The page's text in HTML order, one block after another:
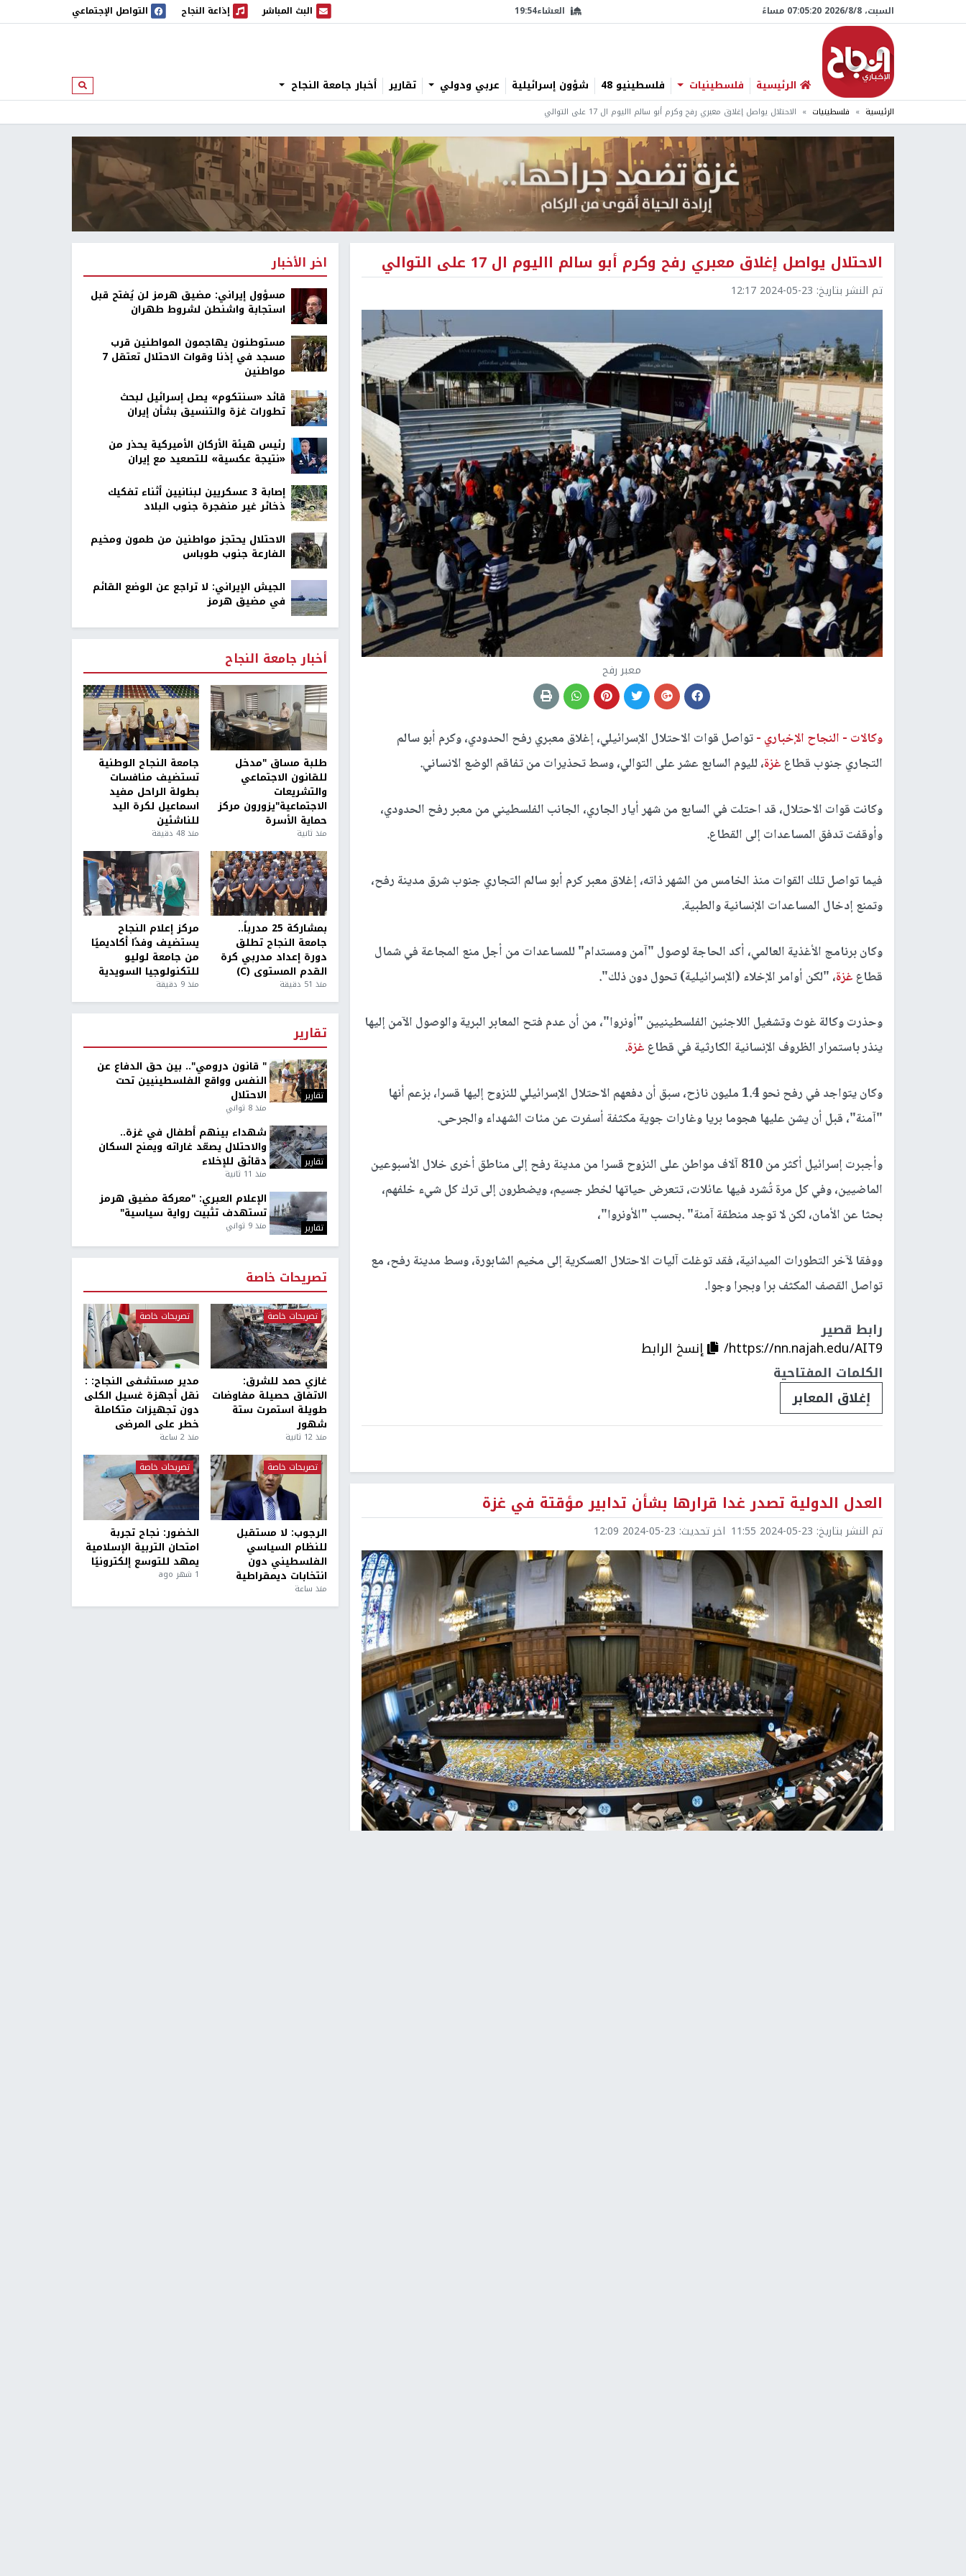
السبت، 8/‏8/‏2026 07:05:21 مساءً العشاء19:54 البث المباشر
البث المباشر إذاعة النجاح
إذاعة النجاح التواصل الإجتماعي
الرئيسية فلسطينيات فلسطينيو 48 شؤون إسرائيلية عربي ودولي تقارير أخبار جامعة النجاح ابحث
الرئيسية فلسطينيات الاحتلال يواصل إغلاق معبري رفح وكرم أبو سالم االيوم ال 17 على التوالي
الاحتلال يواصل إغلاق معبري رفح وكرم أبو سالم االيوم ال 17 على التوالي
تم النشر بتاريخ: 2024-05-23 12:17
معبر رفح
وكالات - النجاح الإخباري -تواصل قوات الاحتلال الإسرائيلي، إغلاق معبري رفح الحدودي، وكرم أبو سالم
التجاري جنوب قطاع غزة، لليوم السابع عشر على التوالي، وسط تحذيرات من تفاقم الوضع الانساني.
وكانت قوات الاحتلال، قد احتلت في السابع من شهر أيار الجاري، الجانب الفلسطيني من معبر رفح الحدودي،
وأوقفت تدفق المساعدات إلى القطاع.
فيما تواصل تلك القوات منذ الخامس من الشهر ذاته، إغلاق معبر كرم أبو سالم التجاري جنوب شرق مدينة رفح،
وتمنع إدخال المساعدات الإنسانية والطبية.
وكان برنامج الأغذية العالمي، أكد الحاجة لوصول "آمن ومستدام" للمساعدات من أجل منع المجاعة في شمال
قطاع غزة، "لكن أوامر الإخلاء (الإسرائيلية) تحول دون ذلك".
وحذرت وكالة غوث وتشغيل اللاجئين الفلسطينيين "أونروا"، من أن عدم فتح المعابر البرية والوصول الآمن إليها
ينذر باستمرار الظروف الإنسانية الكارثية في قطاع غزة.
وكان يتواجد في رفح نحو 1.4 مليون نازح، سبق أن دفعهم الاحتلال الإسرائيلي للنزوح إليها قسرا، بزعم أنها
"آمنة"، قبل أن يشن عليها هجوما بريا وغارات جوية مكثفة أسفرت عن مئات الشهداء والجرحى.
وأجبرت إسرائيل أكثر من 810 آلاف مواطن على النزوح قسرا من مدينة رفح إلى مناطق أخرى خلال الأسبوعين
الماضيين، وفي كل مرة تُشرد فيها عائلات، تتعرض حياتها لخطر جسيم، ويضطرون إلى ترك كل شيء خلفهم،
بحثا عن الأمان، لكن لا توجد منطقة آمنة" .بحسب "الأونروا"،
ووفقا لآخر التطورات الميدانية، فقد توغلت آليات الاحتلال العسكرية إلى مخيم الشابورة، وسط مدينة رفح، مع
تواصل القصف المكثف برا وبجرا وجوا.
رابط قصير
https://nn.najah.edu/AIT9/
إنسخ الرابط
الكلمات المفتاحية
إغلاق المعابر
العدل الدولية تصدر غدا قرارها بشأن تدابير مؤقتة في غزة
تم النشر بتاريخ: 2024-05-23 11:55 اخر تحديث: 2024-05-23 12:09
اخر الأخبار
مسؤول إيراني: مضيق هرمز لن يُفتح قبل
استجابة واشنطن لشروط طهران
مستوطنون يهاجمون المواطنين قرب
مسجد في إذنا وقوات الاحتلال تعتقل 7
مواطنين
قائد «سنتكوم» يصل إسرائيل لبحث
تطورات غزة والتنسيق بشأن إيران
رئيس هيئة الأركان الأميركية يحذر من
«نتيجة عكسية» للتصعيد مع إيران
إصابة 3 عسكريين لبنانيين أثناء تفكيك
ذخائر غير منفجرة جنوب البلاد
الاحتلال يحتجز مواطنين من طمون ومخيم
الفارعة جنوب طوباس
الجيش الإيراني: لا تراجع عن الوضع القائم
في مضيق هرمز
أخبار جامعة النجاح
طلبة مساق "مدخل
للقانون الاجتماعي
والتشريعات
الاجتماعية"يزورون مركز
حماية الأسرة
منذ ثانية
جامعة النجاح الوطنية
تستضيف منافسات
بطولة الراحل مفيد
اسماعيل لكرة اليد
للناشئين
منذ 48 دقيقة
بمشاركة 25 مدرباً..
جامعة النجاح تطلق
دورة إعداد مدربي كرة
القدم المستوى (C)
منذ 51 دقيقة
مركز إعلام النجاح
يستضيف وفدًا أكاديميًا
من جامعة لوليو
للتكنولوجيا السويدية
منذ 9 دقيقة
تقارير
تقارير
" قانون درومي".. بين حق الدفاع عن
النفس وواقع الفلسطينيين تحت
الاحتلال
منذ 8 ثواني
تقارير
شهداء بينهم أطفال في غزة..
والاحتلال يصعّد غاراته ويمنح السكان
دقائق للإخلاء
منذ 11 ثانية
تقارير
الإعلام العبري: "معركة مضيق هرمز
تستهدف تثبيت رواية سياسية"
منذ 9 ثواني
تصريحات خاصة
تصريحات خاصة
غازي حمد للشرق:
الاتفاق حصيلة مفاوضات
طويلة استمرت ستة
شهور
منذ 12 ثانية
تصريحات خاصة
مدير مستشفى النجاح: :
نقل أجهزة غسيل الكلى
دون تجهيزات متكاملة
خطر على المرضى
منذ 2 ساعة
تصريحات خاصة
الرجوب: لا مستقبل
للنظام السياسي
الفلسطيني دون
انتخابات ديمقراطية
منذ ساعة
تصريحات خاصة
الخضور: نجاح تجربة
امتحان التربية الإسلامية
يمهد للتوسع إلكترونيًا
1 شهر ago